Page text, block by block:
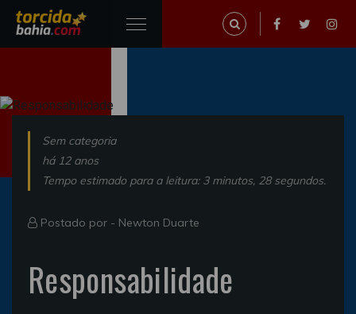
Sem categoria
há 12 anos
Tempo estimado para a leitura: 3 minutos, 28 segundos.
Postado por - Newton Duarte
Responsabilidade